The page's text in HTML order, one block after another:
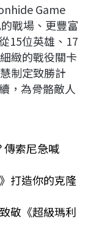
Game
戰場、更豐富
15位英雄、17
緻的戰役關卡
制定致勝計
，為骨骼敵人
傳索尼急喊
打造你的克隆
敬《超級瑪利